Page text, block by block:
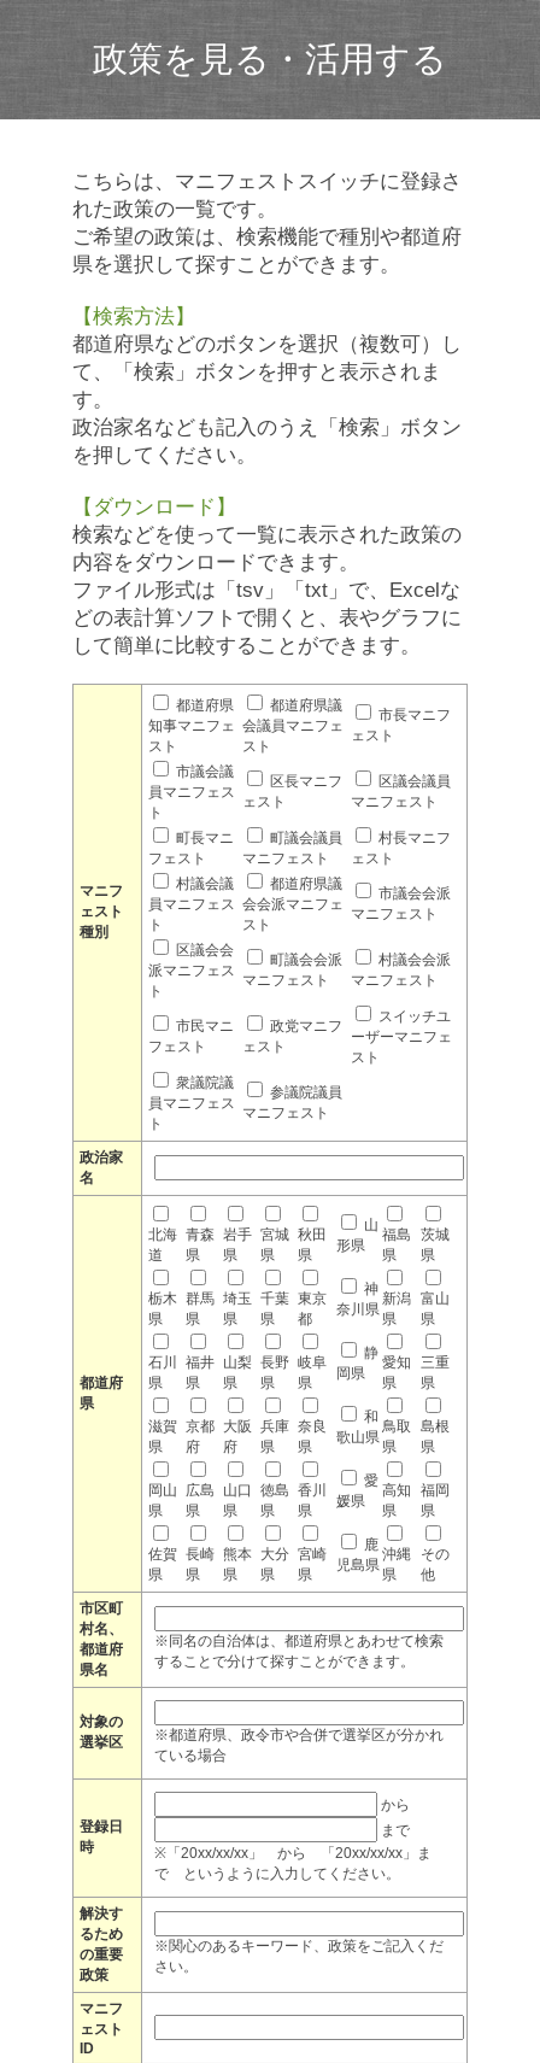
政策を見る・活用する
こちらは、マニフェストスイッチに登録さ
れた政策の一覧です。
ご希望の政策は、検索機能で種別や都道府
県を選択して探すことができます。
【検索方法】
都道府県などのボタンを選択（複数可）し
て、「検索」ボタンを押すと表示されま
す。
政治家名なども記入のうえ「検索」ボタン
を押してください。
【ダウンロード】
検索などを使って一覧に表示された政策の
内容をダウンロードできます。
ファイル形式は「tsv」「txt」で、Excelな
どの表計算ソフトで開くと、表やグラフに
して簡単に比較することができます。
マニフ
ェスト
種別
都道府県
知事マニフェ
スト
都道府県議
会議員マニフェ
スト
市長マニフ
ェスト
市議会議
員マニフェス
ト
区長マニフ
ェスト
区議会議員
マニフェスト
町長マニ
フェスト
町議会議員
マニフェスト
村長マニフ
ェスト
村議会議
員マニフェス
ト
都道府県議
会会派マニフェ
スト
市議会会派
マニフェスト
区議会会
派マニフェス
ト
町議会会派
マニフェスト
村議会会派
マニフェスト
市民マニ
フェスト
政党マニフ
ェスト
スイッチユ
ーザーマニフェ
スト
衆議院議
員マニフェス
ト
参議院議員
マニフェスト
政治家
名
都道府
県
北海
道
青森
県
岩手
県
宮城
県
秋田
県
山
形県
福島
県
茨城
県
栃木
県
群馬
県
埼玉
県
千葉
県
東京
都
神
奈川県
新潟
県
富山
県
石川
県
福井
県
山梨
県
長野
県
岐阜
県
静
岡県
愛知
県
三重
県
滋賀
県
京都
府
大阪
府
兵庫
県
奈良
県
和
歌山県
鳥取
県
島根
県
岡山
県
広島
県
山口
県
徳島
県
香川
県
愛
媛県
高知
県
福岡
県
佐賀
県
長崎
県
熊本
県
大分
県
宮崎
県
鹿
児島県
沖縄
県
その
他
市区町
村名、
都道府
県名
※同名の自治体は、都道府県とあわせて検索
することで分けて探すことができます。
対象の
選挙区
※都道府県、政令市や合併で選挙区が分かれ
ている場合
登録日
時
から
まで
※「20xx/xx/xx」 から 「20xx/xx/xx」ま
で というように入力してください。
解決す
るため
の重要
政策
※関心のあるキーワード、政策をご記入くだ
さい。
マニフ
ェスト
ID